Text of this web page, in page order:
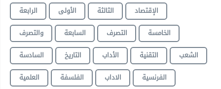
الرابعة الأولى الثالثة
الإقتصاد
والتصرف
السابعة التصرف
الخامسة
السادسة
التاريخ الأداب التقنية
الشعب
العلمية
الفلسفة الاداب
الفرنسية